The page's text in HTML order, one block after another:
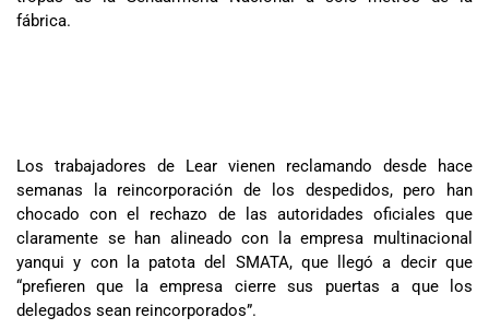
fábrica.
Los trabajadores de Lear vienen reclamando desde hace
semanas la reincorporación de los despedidos, pero han
chocado con el rechazo de las autoridades oficiales que
claramente se han alineado con la empresa multinacional
yanqui y con la patota del SMATA, que llegó a decir que
“prefieren que la empresa cierre sus puertas a que los
delegados sean reincorporados”.